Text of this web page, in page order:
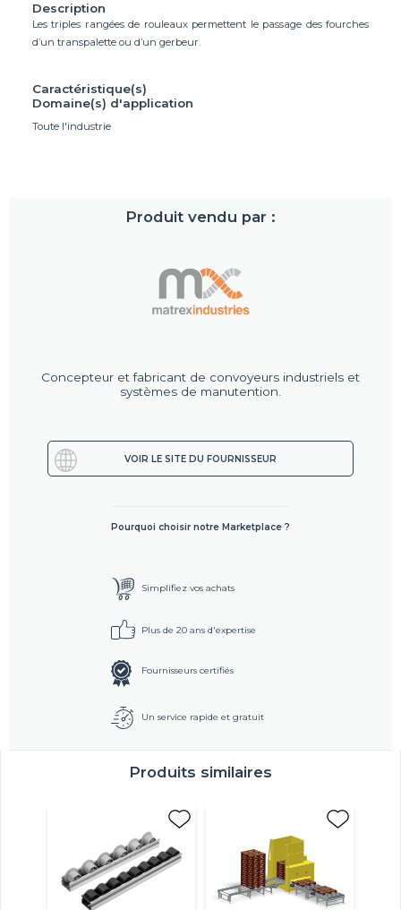
Description
Les triples rangées de rouleaux permettent le passage des fourches
d’un transpalette ou d’un gerbeur.
Caractéristique(s)
Domaine(s) d'application
Toute l'industrie
Produit vendu par :
Concepteur et fabricant de convoyeurs industriels et
systèmes de manutention.
VOIR LE SITE DU FOURNISSEUR
Pourquoi choisir notre Marketplace ?
Simplifiez vos achats
Plus de 20 ans d'expertise
Fournisseurs certifiés
Un service rapide et gratuit
Produits similaires